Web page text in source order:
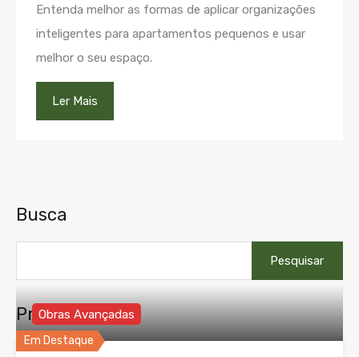
Entenda melhor as formas de aplicar organizações
inteligentes para apartamentos pequenos e usar
melhor o seu espaço.
Ler Mais
Busca
por:
Propriedades
Em Destaque
Obras Avançadas